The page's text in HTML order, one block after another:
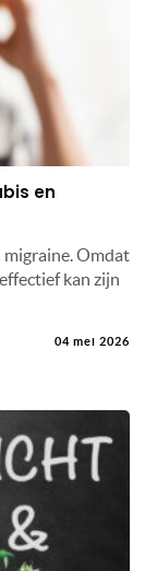
en
Omdat
kan zijn
04 mei 2026